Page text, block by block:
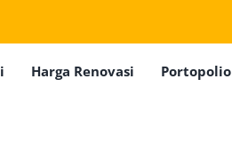
Harga Renovasi Portopolio